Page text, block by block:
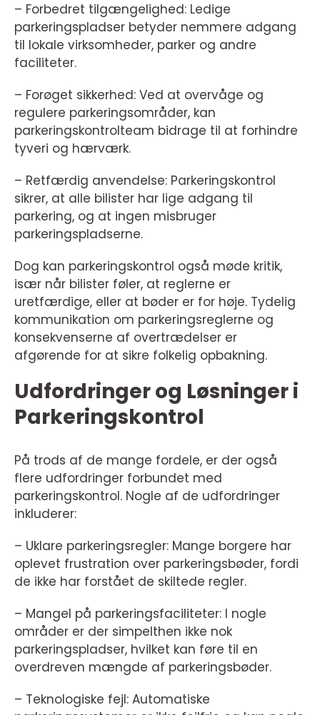
– Forbedret tilgængelighed: Ledige
parkeringspladser betyder nemmere adgang
til lokale virksomheder, parker og andre
faciliteter.
– Forøget sikkerhed: Ved at overvåge og
regulere parkeringsområder, kan
parkeringskontrolteam bidrage til at forhindre
tyveri og hærværk.
– Retfærdig anvendelse: Parkeringskontrol
sikrer, at alle bilister har lige adgang til
parkering, og at ingen misbruger
parkeringspladserne.
Dog kan parkeringskontrol også møde kritik,
især når bilister føler, at reglerne er
uretfærdige, eller at bøder er for høje. Tydelig
kommunikation om parkeringsreglerne og
konsekvenserne af overtrædelser er
afgørende for at sikre folkelig opbakning.
Udfordringer og Løsninger i
Parkeringskontrol
På trods af de mange fordele, er der også
flere udfordringer forbundet med
parkeringskontrol. Nogle af de udfordringer
inkluderer:
– Uklare parkeringsregler: Mange borgere har
oplevet frustration over parkeringsbøder, fordi
de ikke har forstået de skiltede regler.
– Mangel på parkeringsfaciliteter: I nogle
områder er der simpelthen ikke nok
parkeringspladser, hvilket kan føre til en
overdreven mængde af parkeringsbøder.
– Teknologiske fejl: Automatiske